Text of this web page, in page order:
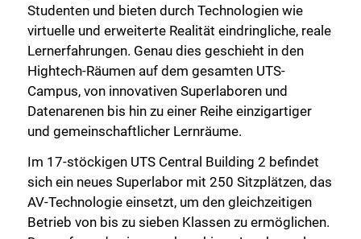
Studenten und bieten durch Technologien wie
virtuelle und erweiterte Realität eindringliche, reale
Lernerfahrungen. Genau dies geschieht in den
Hightech-Räumen auf dem gesamten UTS-
Campus, von innovativen Superlaboren und
Datenarenen bis hin zu einer Reihe einzigartiger
und gemeinschaftlicher Lernräume.
Im 17-stöckigen UTS Central Building 2 befindet
sich ein neues Superlabor mit 250 Sitzplätzen, das
AV-Technologie einsetzt, um den gleichzeitigen
Betrieb von bis zu sieben Klassen zu ermöglichen.